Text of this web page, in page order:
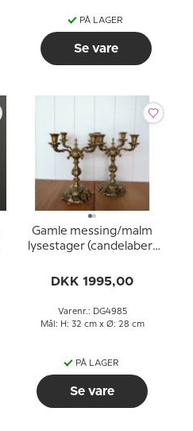
PÅ LAGER
Se vare
Gamle messing/malm
lysestager (candelaber)
DKK 1995,00
Varenr.: DG4985
Mål: H: 32 cm x Ø: 28 cm
PÅ LAGER
Se vare